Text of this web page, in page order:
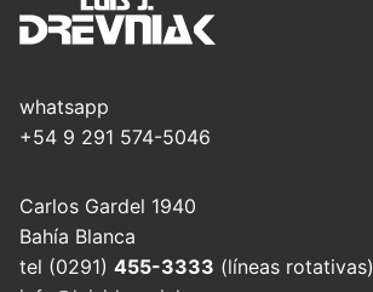
whatsapp
+54 9 291 574-5046
Carlos Gardel 1940
Bahía Blanca
tel (0291) 455-3333 (líneas rotativas)